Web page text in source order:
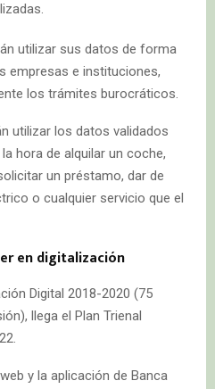
utilizar sus datos de forma
empresas e instituciones,
los trámites burocráticos.
utilizar los datos validados
hora de alquilar un coche,
un préstamo, dar de
o cualquier servicio que el
en digitalización
Digital 2018-2020 (75
llega el Plan Trienal
y la aplicación de Banca